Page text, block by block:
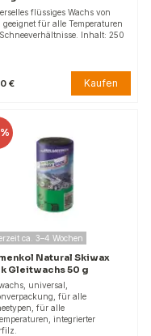
flüssiges Wachs von
geeignet für alle Temperaturen
Inhalt: 250
€ Kaufen
ca. 3–4 Wochen
Natural Skiwax
Gleitwachs 50 g
universal,
für alle
für alle
integrierter